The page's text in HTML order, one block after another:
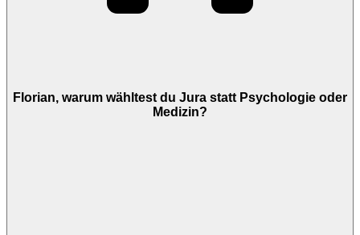
Florian, warum wähltest du Jura statt Psychologie oder
Medizin?